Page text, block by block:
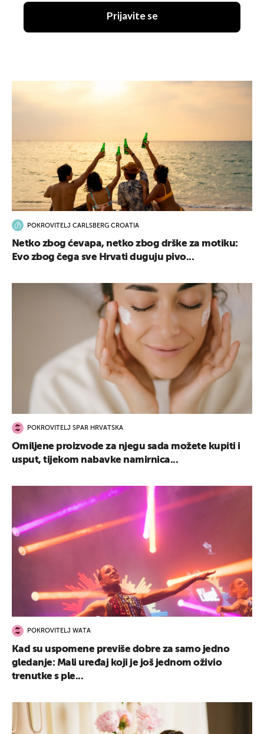
Prijavite se
POKROVITELJ CARLSBERG CROATIA
Netko zbog ćevapa, netko zbog drške za motiku:
Evo zbog čega sve Hrvati duguju pivo...
POKROVITELJ SPAR HRVATSKA
Omiljene proizvode za njegu sada možete kupiti i
usput, tijekom nabavke namirnica...
POKROVITELJ WATA
Kad su uspomene previše dobre za samo jedno
gledanje: Mali uređaj koji je još jednom oživio
trenutke s ple...